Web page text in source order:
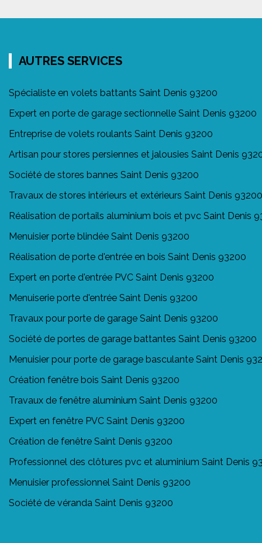
AUTRES SERVICES
Spécialiste en volets battants Saint Denis 93200
Expert en porte de garage sectionnelle Saint Denis 93200
Entreprise de volets roulants Saint Denis 93200
Artisan pour stores persiennes et jalousies Saint Denis
Société de stores bannes Saint Denis 93200
Travaux de stores intérieurs et extérieurs Saint Denis 93200
Réalisation de portails aluminium bois et pvc Saint Denis
Menuisier porte blindée Saint Denis 93200
Réalisation de porte d'entrée en bois Saint Denis 93200
Expert en porte d'entrée PVC Saint Denis 93200
Menuiserie porte d'entrée Saint Denis 93200
Travaux pour porte de garage Saint Denis 93200
Société de portes de garage battantes Saint Denis 93200
Menuisier pour porte de garage basculante Saint Denis
Création fenêtre bois Saint Denis 93200
Travaux de fenêtre aluminium Saint Denis 93200
Expert en fenêtre PVC Saint Denis 93200
Création de fenêtre Saint Denis 93200
Professionnel des clôtures pvc et aluminium Saint Denis
Menuisier professionnel Saint Denis 93200
Société de véranda Saint Denis 93200